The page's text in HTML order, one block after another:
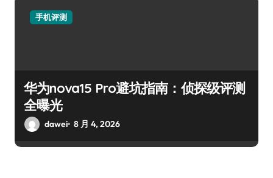
手机评测
华为nova15 Pro避坑指南：侦探级评测
全曝光
dawei 8 月 4, 2026